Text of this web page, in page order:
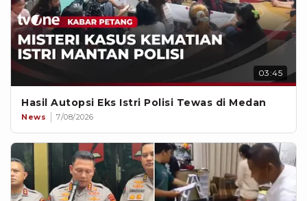
03:45
Hasil Autopsi Eks Istri Polisi Tewas di Medan
News 7/08/2026